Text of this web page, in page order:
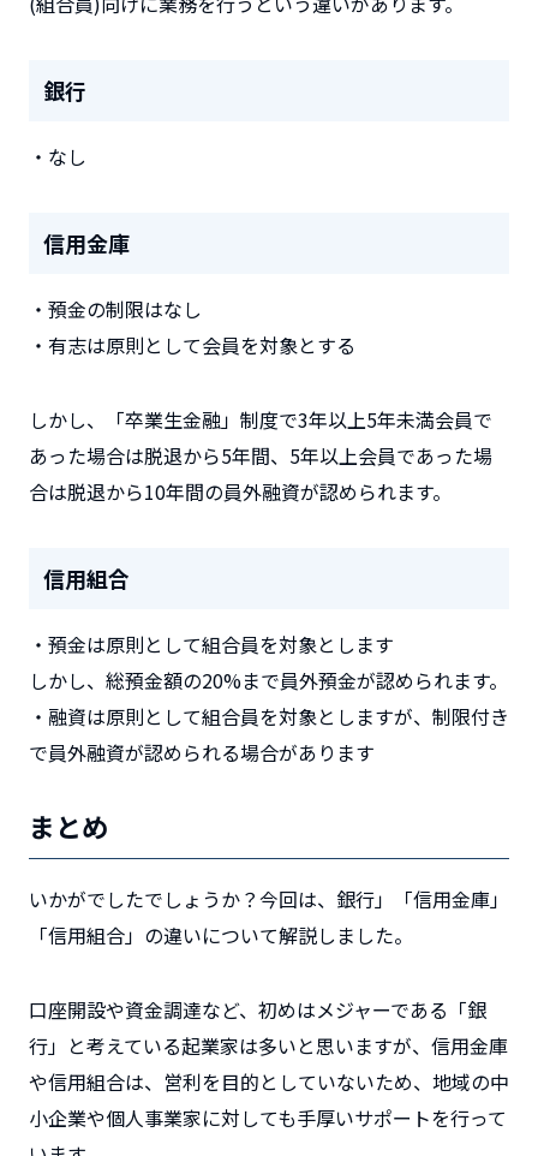
銀行
・なし
信用金庫
・預金の制限はなし
・有志は原則として会員を対象とする
しかし、「卒業生金融」制度で3年以上5年未満会員で
あった場合は脱退から5年間、5年以上会員であった場
合は脱退から10年間の員外融資が認められます。
信用組合
・預金は原則として組合員を対象とします
しかし、総預金額の20%まで員外預金が認められます。
・融資は原則として組合員を対象としますが、制限付き
で員外融資が認められる場合があります
まとめ
いかがでしたでしょうか？今回は、銀行」「信用金庫」
「信用組合」の違いについて解説しました。
口座開設や資金調達など、初めはメジャーである「銀
行」と考えている起業家は多いと思いますが、信用金庫
や信用組合は、営利を目的としていないため、地域の中
小企業や個人事業家に対しても手厚いサポートを行って